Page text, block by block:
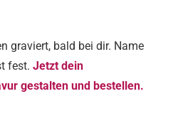
graviert, bald bei dir. Name
fest. Jetzt dein
gestalten und bestellen.